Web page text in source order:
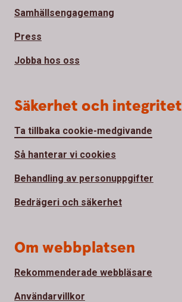
Samhällsengagemang
Press
Jobba hos oss
Säkerhet och integritet
Ta tillbaka cookie-medgivande
Så hanterar vi cookies
Behandling av personuppgifter
Bedrägeri och säkerhet
Om webbplatsen
Rekommenderade webbläsare
Användarvillkor